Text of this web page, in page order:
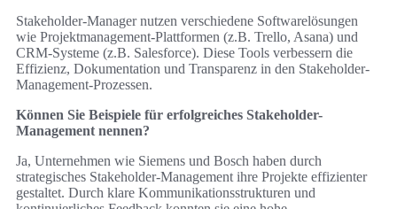
Stakeholder-Manager nutzen verschiedene Softwarelösungen
wie Projektmanagement-Plattformen (z.B. Trello, Asana) und
CRM-Systeme (z.B. Salesforce). Diese Tools verbessern die
Effizienz, Dokumentation und Transparenz in den Stakeholder-
Management-Prozessen.
Können Sie Beispiele für erfolgreiches Stakeholder-
Management nennen?
Ja, Unternehmen wie Siemens und Bosch haben durch
strategisches Stakeholder-Management ihre Projekte effizienter
gestaltet. Durch klare Kommunikationsstrukturen und